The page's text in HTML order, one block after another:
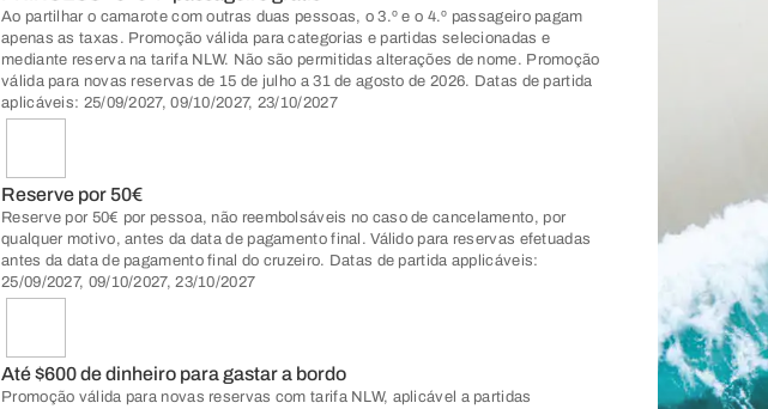
Ao partilhar o camarote com outras duas pessoas, o 3.º e o 4.º passageiro pagam
apenas as taxas. Promoção válida para categorias e partidas selecionadas e
mediante reserva na tarifa NLW. Não são permitidas alterações de nome. Promoção
válida para novas reservas de 15 de julho a 31 de agosto de 2026. Datas de partida
aplicáveis: 25/09/2027, 09/10/2027, 23/10/2027
Reserve por 50€
Reserve por 50€ por pessoa, não reembolsáveis no caso de cancelamento, por
qualquer motivo, antes da data de pagamento final. Válido para reservas efetuadas
antes da data de pagamento final do cruzeiro. Datas de partida applicáveis:
25/09/2027, 09/10/2027, 23/10/2027
Até $600 de dinheiro para gastar a bordo
Promoção válida para novas reservas com tarifa NLW, aplicável a partidas